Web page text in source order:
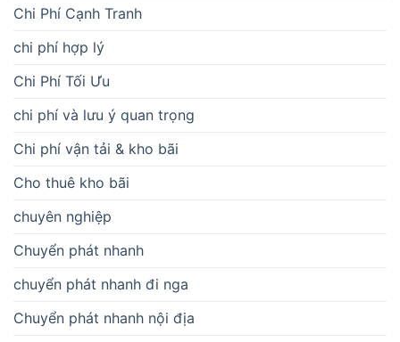
Chi Phí Cạnh Tranh
chi phí hợp lý
Chi Phí Tối Ưu
chi phí và lưu ý quan trọng
Chi phí vận tải & kho bãi
Cho thuê kho bãi
chuyên nghiệp
Chuyển phát nhanh
chuyển phát nhanh đi nga
Chuyển phát nhanh nội địa